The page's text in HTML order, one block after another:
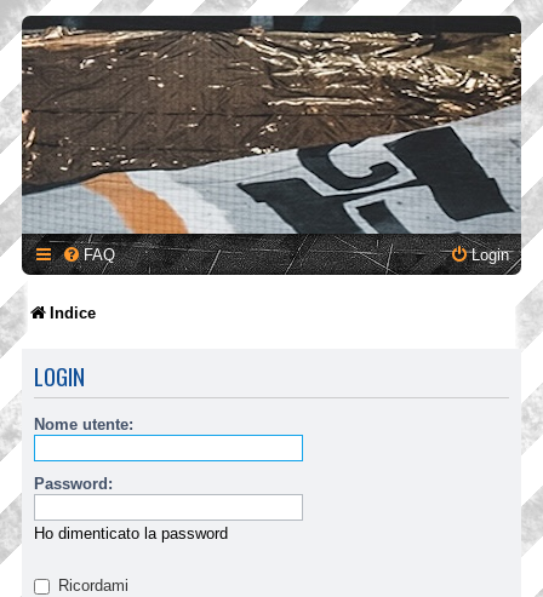
FAQ Login
Indice
LOGIN
Nome utente:
Password:
Ho dimenticato la password
Ricordami